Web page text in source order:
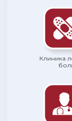
Клиника